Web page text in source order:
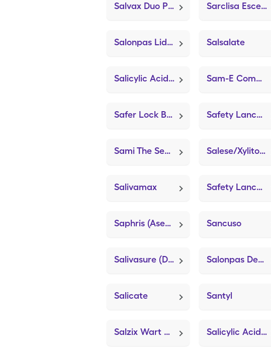
Salvax Duo Plus Sarclisa Escena
Salonpas Lidocaine Plus Salsalate
Salicylic Acid Er (UltraSal-ER) Sam-E Complete (Mood Plus SAM-e Double St)
Safer Lock Box (Pill Planner) Safety Lancets 23g (Easy Comfort Lancets)
Sami The Seal Nebulizer System (Nebulizer/Tubing/Mouthpiece) Salese/Xylitol (Dry Mouth Drops)
Salivamax Safety Lancets 28g (Onetouch Delica Plus)
Saphris (Asenapine Maleate) Sancuso
Salivasure (Dry Mouth Drops) Salonpas Deep Relieving
Salicate Santyl
Salzix Wart Remover (Compound W) Salicylic Acid Wart Remover (Virasal)